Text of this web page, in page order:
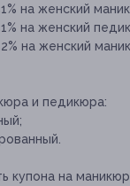
на женский
на женский
на женский
и педикюра:
купона на